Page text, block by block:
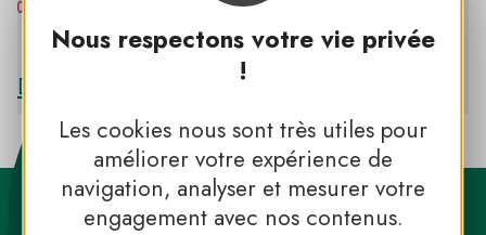
Nous respectons votre vie privée
!
Les cookies nous sont très utiles pour
améliorer votre expérience de
navigation, analyser et mesurer votre
engagement avec nos contenus.
PNR DES MONTS D’ARDÈCHE
Découvrir le PNR DES MONTS D’ARDÈCHE